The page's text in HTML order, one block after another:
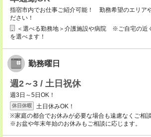
指宿市内でお仕事ご紹介可能！ 勤務希望のエリア
ださい！
＜選べる勤務地＞介護施設や病院 ※ご自宅の近
を選べます！
勤務曜日
週2～3 / 土日祝休
週3日～5日OK！
休日休暇
土日休みOK！
※家庭の都合でお休みが必要な場合も遠慮なくご相談
※お盆や年末年始のお休みもご相談に応じます。